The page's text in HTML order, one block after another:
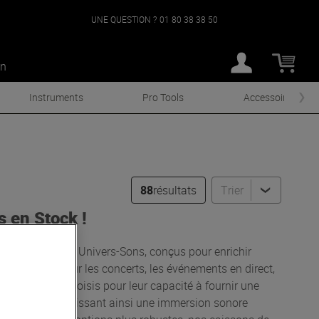
UNE QUESTION ? 01 80 38 38 50
Instruments Pro Tools Accessoires
88résultats Trier
en Stock !
basses sur Univers-Sons, conçus pour enrichir
Parfaits pour les concerts, les événements en direct,
sont choisis pour leur capacité à fournir une
garantissant ainsi une immersion sonore